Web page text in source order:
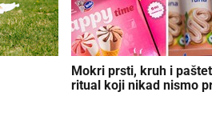
Mokri prsti, kruh i
ritual koji nikad nismo